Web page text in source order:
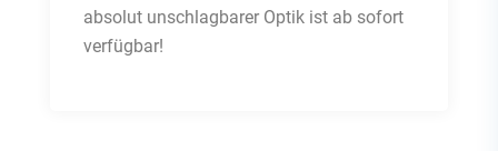
absolut unschlagbarer Optik ist ab sofort
verfügbar!